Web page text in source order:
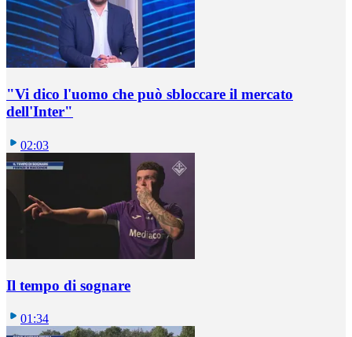
"Vi dico l'uomo che può sbloccare il mercato
dell'Inter"
02:03
Il tempo di sognare
01:34